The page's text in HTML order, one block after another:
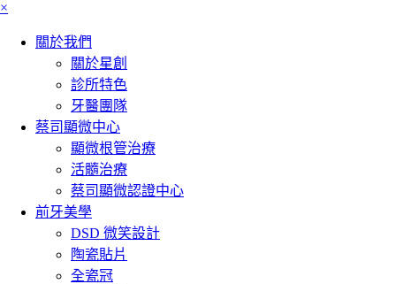
×
關於我們
關於星創
診所特色
牙醫團隊
蔡司顯微中心
顯微根管治療
活髓治療
蔡司顯微認證中心
前牙美學
DSD 微笑設計
陶瓷貼片
全瓷冠